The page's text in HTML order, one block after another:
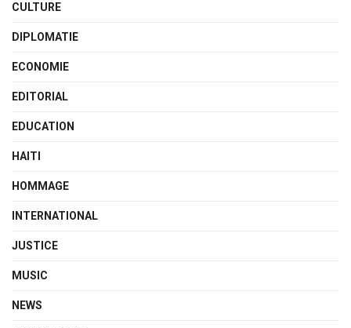
CULTURE
DIPLOMATIE
ECONOMIE
EDITORIAL
EDUCATION
HAITI
HOMMAGE
INTERNATIONAL
JUSTICE
MUSIC
NEWS